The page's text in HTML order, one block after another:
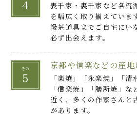
表千家・裏千家など各流
を幅広く取り揃えていま
級茶道具までご自宅にい
必ず出会えます。
京都や信楽などの産地
「楽焼」「永楽焼」「清
「信楽焼」「膳所焼」
近く、多くの作家さんと
があります。